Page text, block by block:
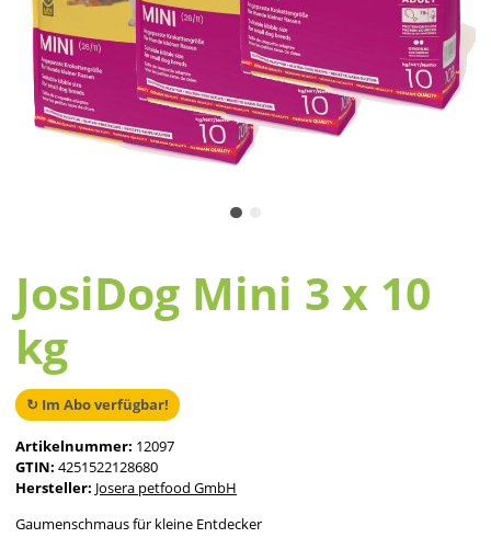
JosiDog Mini 3 x 10
kg
↻ Im Abo verfügbar!
Artikelnummer: 12097
GTIN: 4251522128680
Hersteller: Josera petfood GmbH
Gaumenschmaus für kleine Entdecker